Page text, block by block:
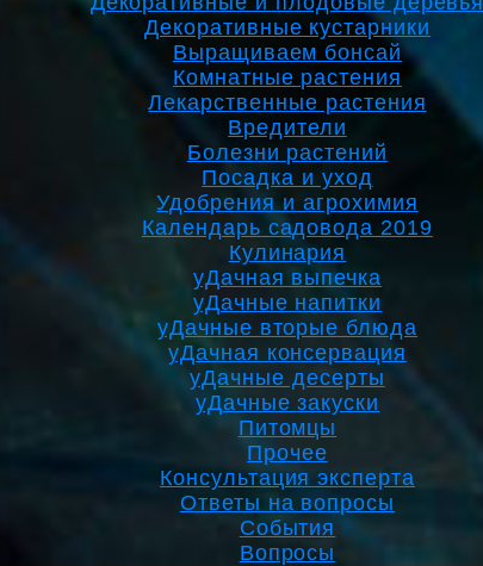
Декоративные кустарники
Выращиваем бонсай
Комнатные растения
Лекарственные растения
Вредители
Болезни растений
Посадка и уход
Удобрения и агрохимия
Календарь садовода 2019
Кулинария
уДачная выпечка
уДачные напитки
уДачные вторые блюда
уДачная консервация
уДачные десерты
уДачные закуски
Питомцы
Прочее
Консультация эксперта
Ответы на вопросы
События
Вопросы